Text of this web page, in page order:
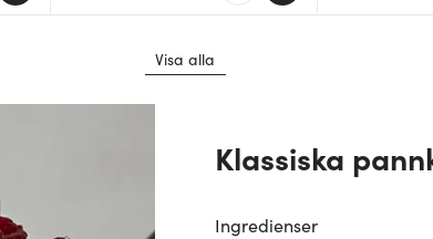
Visa alla
Klassiska
Ingredienser